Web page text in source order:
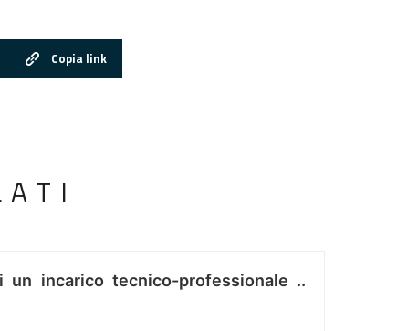
Copia link
un incarico tecnico-professionale ..